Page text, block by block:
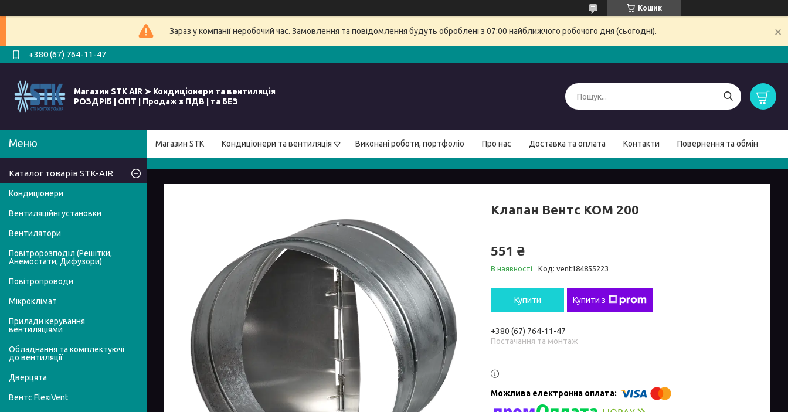
Кошик
Зараз у компанії неробочий час. Замовлення та повідомлення будуть оброблені з 07:00 найближчого робочого дня (сьогодні).
+380 (67) 764-11-47
Магазин STK AIR ➤ Кондиціонери та вентиляція
РОЗДРІБ | ОПТ | Продаж з ПДВ | та БЕЗ
Магазин STK Кондиціонери та вентиляція Виконані роботи, портфоліо Про нас Доставка та оплата Контакти Повернення та обмін
Клапан Вентс КОМ 200
551 ₴
В наявності Код: vent184855223
Купити Купити з
+380 (67) 764-11-47
Постачання та монтаж
Каталог товарів STK-AIR
Кондиціонери
Вентиляційні установки
Вентилятори
Повітророзподіл (Решітки,
Анемостати, Дифузори)
Повітропроводи
Мікроклімат
Прилади керування
вентиляціями
Обладнання та комплектуючі
до вентиляції
Дверцята
Вентс FlexiVent